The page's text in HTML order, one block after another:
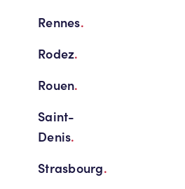
Rennes.
Rodez.
Rouen.
Saint-
Denis.
Strasbourg.